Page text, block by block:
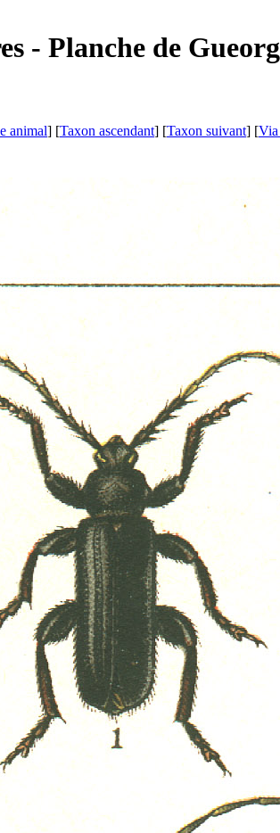
- Planche de
animal] [Taxon ascendant] [Taxon suivant] [